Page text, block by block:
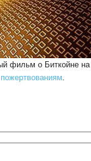
фильм о Биткойне